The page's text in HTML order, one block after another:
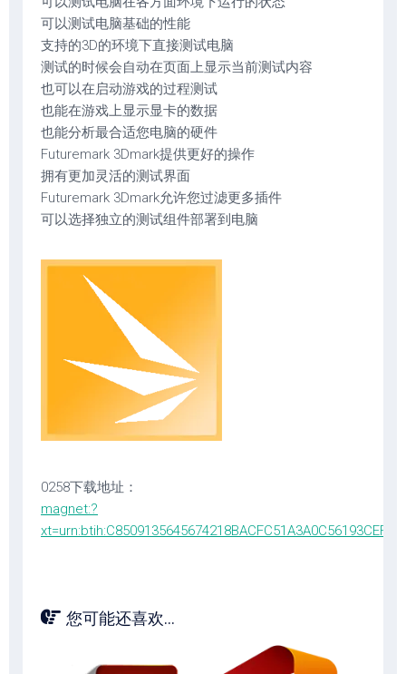
可以测试电脑基础的性能
支持的3D的环境下直接测试电脑
测试的时候会自动在页面上显示当前测试内容
也可以在启动游戏的过程测试
也能在游戏上显示显卡的数据
也能分析最合适您电脑的硬件
Futuremark 3Dmark提供更好的操作
拥有更加灵活的测试界面
Futuremark 3Dmark允许您过滤更多插件
可以选择独立的测试组件部署到电脑
0258下载地址：
magnet:?
您可能还喜欢...